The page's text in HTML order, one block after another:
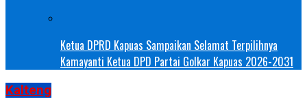
Ketua DPRD Kapuas Sampaikan Selamat Terpilihnya
Kamayanti Ketua DPD Partai Golkar Kapuas 2026-2031
Kalteng